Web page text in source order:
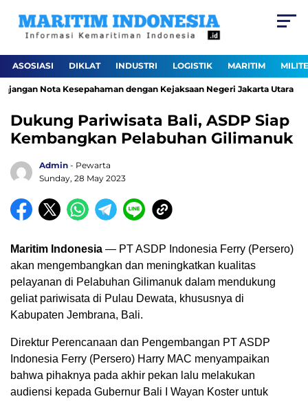
ASOSIASI DIKLAT INDUSTRI LOGISTIK MARITIM
Nota Kesepahaman dengan Kejaksaan Negeri Jakarta Utara
Dukung Pariwisata Bali, ASDP Siap
Kembangkan Pelabuhan Gilimanuk
Admin - Pewarta
Sunday, 28 May 2023
Maritim Indonesia — PT ASDP Indonesia Ferry (Persero)
akan mengembangkan dan meningkatkan kualitas
pelayanan di Pelabuhan Gilimanuk dalam mendukung
geliat pariwisata di Pulau Dewata, khususnya di
Kabupaten Jembrana, Bali.
Direktur Perencanaan dan Pengembangan PT ASDP
Indonesia Ferry (Persero) Harry MAC menyampaikan
bahwa pihaknya pada akhir pekan lalu melakukan
audiensi kepada Gubernur Bali I Wayan Koster untuk